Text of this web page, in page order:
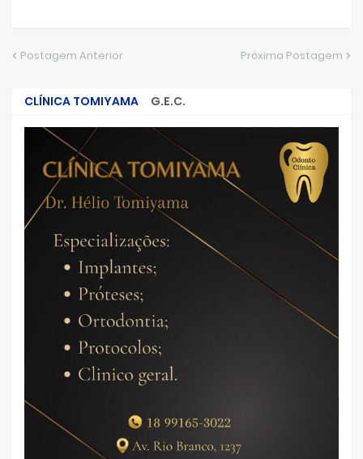
Postagem Anterior Próxima Postagem
CLÍNICA TOMIYAMA
G.E.C.
CRIMES QUE ABALARAM O BRASIL